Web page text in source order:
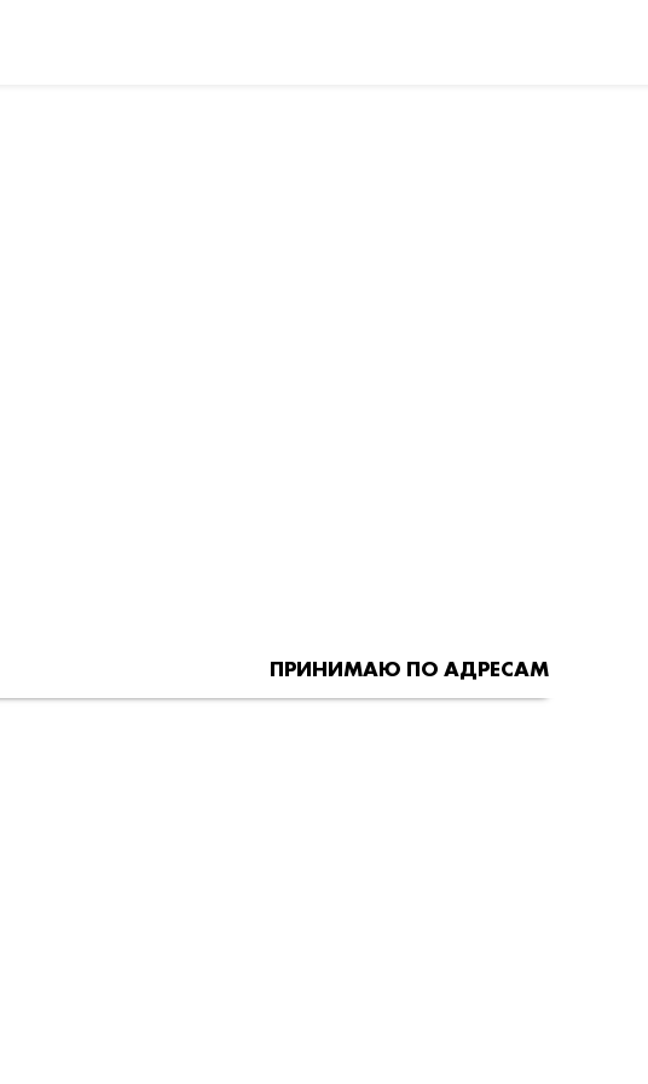
ПРИНИМАЮ ПО АДРЕСАМ